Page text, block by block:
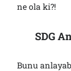
ne ola ki?!
SDG
Bunu